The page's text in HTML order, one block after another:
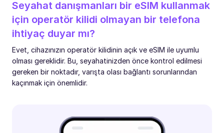
Seyahat danışmanları bir eSIM kullanmak
için operatör kilidi olmayan bir telefona
ihtiyaç duyar mı?
Evet, cihazınızın operatör kilidinin açık ve eSIM ile uyumlu
olması gereklidir. Bu, seyahatinizden önce kontrol edilmesi
gereken bir noktadır, varışta olası bağlantı sorunlarından
kaçınmak için önemlidir.